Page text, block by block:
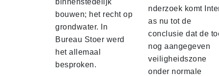
binnenstedelijk
bouwen; het recht op
grondwater. In
Bureau Stoer werd
het allemaal
besproken.
nderzoek komt
as nu tot de
conclusie dat de
nog aangegeven
veiligheidszone
onder normale